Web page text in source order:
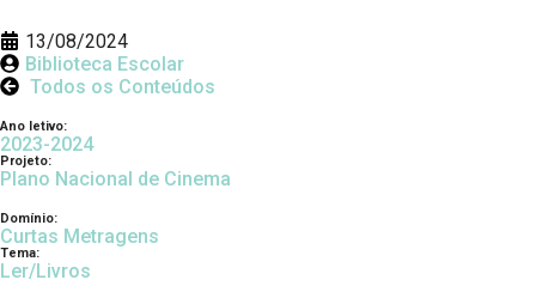
13/08/2024
Biblioteca Escolar
Todos os Conteúdos
Ano letivo:
2023-2024
Projeto:
Plano Nacional de Cinema
Domínio:
Curtas Metragens
Tema:
Ler/Livros